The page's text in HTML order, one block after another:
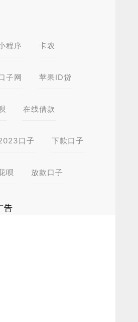
程序 卡农
子网 苹果ID贷
在线借款
口子 下款口子
呗 放款口子